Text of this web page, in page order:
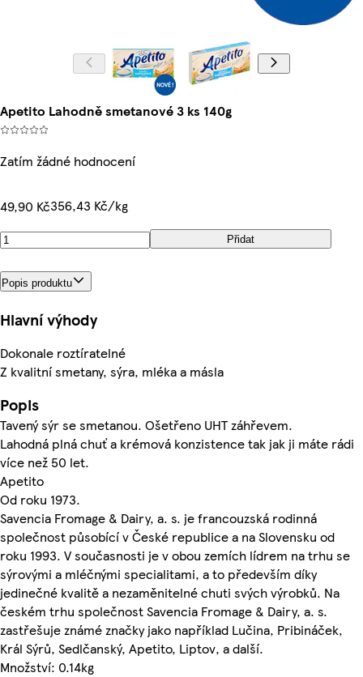
Apetito Lahodně smetanové 3 ks 140g
Zatím žádné hodnocení
49,90 Kč356,43 Kč/kg
Přidat
Popis produktu
Hlavní výhody
Dokonale roztíratelné
Z kvalitní smetany, sýra, mléka a másla
Popis
Tavený sýr se smetanou. Ošetřeno UHT záhřevem.
Lahodná plná chuť a krémová konzistence tak jak ji máte rádi
více než 50 let.
Apetito
Od roku 1973.
Savencia Fromage & Dairy, a. s. je francouzská rodinná
společnost působící v České republice a na Slovensku od
roku 1993. V současnosti je v obou zemích lídrem na trhu se
sýrovými a mléčnými specialitami, a to především díky
jedinečné kvalitě a nezaměnitelné chuti svých výrobků. Na
českém trhu společnost Savencia Fromage & Dairy, a. s.
zastřešuje známé značky jako například Lučina, Pribináček,
Král Sýrů, Sedlčanský, Apetito, Liptov, a další.
Množství: 0.14kg